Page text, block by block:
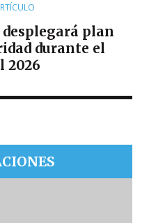
desplegará plan
durante el
2026